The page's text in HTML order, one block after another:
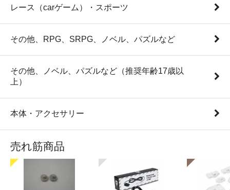
レース（carゲーム）・スポーツ
その他、RPG、SRPG、ノベル、パズルなど
その他、ノベル、パズルなど（推奨年齢17歳以
上）
本体・アクセサリー
売れ筋商品